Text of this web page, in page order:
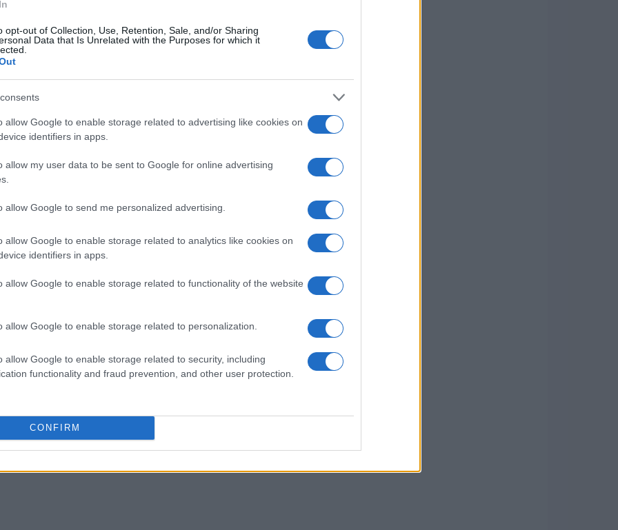
opt-out of Collection, Use, Retention, Sale, and/or Sharing
Data that Is Unrelated with the Purposes for which it
allow Google to enable storage related to advertising like cookies on
identifiers in apps.
allow my user data to be sent to Google for online advertising
allow Google to send me personalized advertising.
allow Google to enable storage related to analytics like cookies on
identifiers in apps.
allow Google to enable storage related to functionality of the website
allow Google to enable storage related to personalization.
allow Google to enable storage related to security, including
functionality and fraud prevention, and other user protection.
CONFIRM
Asc. De manera similar, la región de
tendencia se extiende a otras comarcas como
han visto un crecimiento negativo. La dependencia
3% a la riqueza total de Cataluña, se ha
un declive del 33% en el VAB en toda la
hacer. Sin embargo, algunas zonas dentro de Terres
una resistencia notable con tasas de
impulsadas en gran medida por la
regiones
recuperarse, con su VAB ahora ligeramente por
aumento del 0.1%. La recuperación en estas
y un robusto sector de servicios.